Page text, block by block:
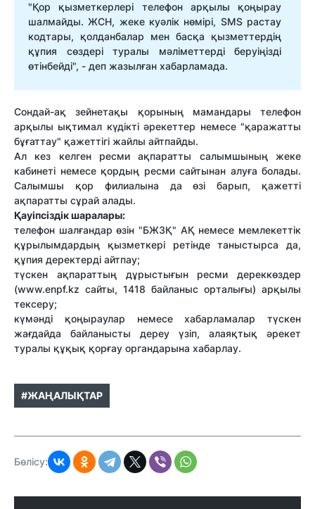
"Қор қызметкерлері телефон арқылы қоңырау
шалмайды. ЖСН, жеке куәлік нөмірі, SMS растау
кодтары, қолданбалар мен басқа қызметтердің
құпия сөздері туралы мәліметтерді беруіңізді
өтінбейді", - деп жазылған хабарламада.
Сондай-ақ зейнетақы қорының мамандары телефон
арқылы ықтимал күдікті әрекеттер немесе "қаражатты
бұғаттау" қажеттігі жайлы айтпайды.
Ал кез келген ресми ақпаратты салымшының жеке
кабинеті немесе қордың ресми сайтынан алуға болады.
Салымшы қор филиалына да өзі барып, қажетті
ақпаратты сұрай алады.
Қауіпсіздік шаралары:
телефон шалғандар өзін "БЖЗҚ" АҚ немесе мемлекеттік
құрылымдардың қызметкері ретінде таныстырса да,
құпия деректерді айтпау;
түскен ақпараттың дұрыстығын ресми дереккөздер
(www.enpf.kz сайты, 1418 байланыс орталығы) арқылы
тексеру;
күмәнді қоңыраулар немесе хабарламалар түскен
жағдайда байланысты дереу үзіп, алаяқтық әрекет
туралы құқық қорғау органдарына хабарлау.
#ЖАҢАЛЫҚТАР
Бөлісу: